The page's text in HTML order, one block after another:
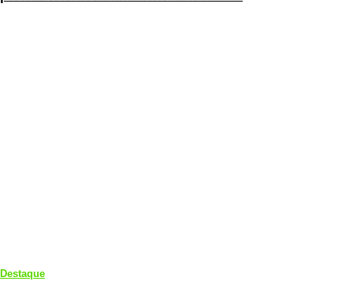
Destaque